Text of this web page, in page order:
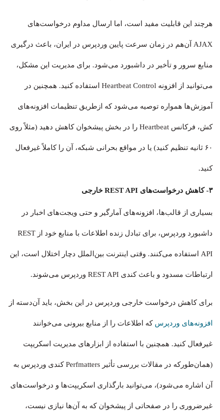
هرچند این قابلیت مفید است، اما ارسال مداوم درخواست‌های
AJAX آن‌هم در زمان سرعت پایین وردپرس در ایران، باعث درگیری
منابع سرور و تأخیر در داشبورد می‌شود. برای مدیریت این مشکل،
می‌توانید از افزونه Heartbeat Control استفاده کنید. همچنین در
آموزش‌ها همواره توصیه می‌شود که ازطریق تنظیمات افزونه‌های
کش، فرکانس Heartbeat را در بخش پیشخوان کاهش دهید (مثلاً روی
۶۰ ثانیه تنظیم کنید) یا در مواقع بحرانی شبکه، آن را کاملاً غیرفعال
کنید.
۳- کاهش درخواست‌های REST API خارجی
بسیاری از قالب‌ها، افزونه‌های آمارگیر و حتی ویجت‌های اخبار در
داشبورد وردپرس، برای تبادل زنده اطلاعات با منابع خود از REST
API استفاده می‌کنند. وقتی اینترنت بین‌الملل دچار اختلال است، این
ارتباطات مسدود و باعث کندی REST API وردپرس می‌شوند.
برای کاهش درخواست خارجی وردپرس در این بخش، باید آن‌دسته از
افزونه‌های وردپرس که اطلاعات را از منابع بیرونی می‌خوانند
غیرفعال کنید. همچنین با استفاده از ابزارهای مدیریت اسکریپت
(همان‌طورکه در مقالات بررسی تأثیر Perfmatters کندی وردپرس به
آن اشاره می‌شود)، می‌توانید بارگذاری اسکریپت‌ها و درخواست‌های
غیرضروری را در صفحاتی از پیشخوان که به آن‌ها نیازی نیست،